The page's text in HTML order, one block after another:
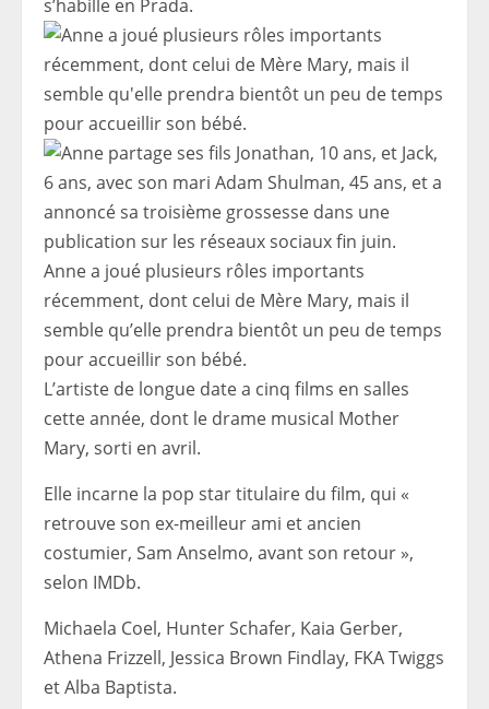
s’habille en Prada.
Anne a joué plusieurs rôles importants
récemment, dont celui de Mère Mary, mais il
semble qu’elle prendra bientôt un peu de temps
pour accueillir son bébé.
L’artiste de longue date a cinq films en salles
cette année, dont le drame musical Mother
Mary, sorti en avril.
Elle incarne la pop star titulaire du film, qui «
retrouve son ex-meilleur ami et ancien
costumier, Sam Anselmo, avant son retour »,
selon IMDb.
Michaela Coel, Hunter Schafer, Kaia Gerber,
Athena Frizzell, Jessica Brown Findlay, FKA Twiggs
et Alba Baptista.